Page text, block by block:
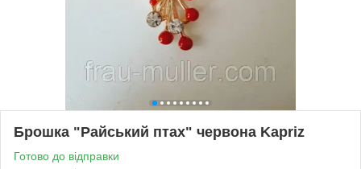
Брошка "Райський птах" червона Kapriz
Готово до відправки